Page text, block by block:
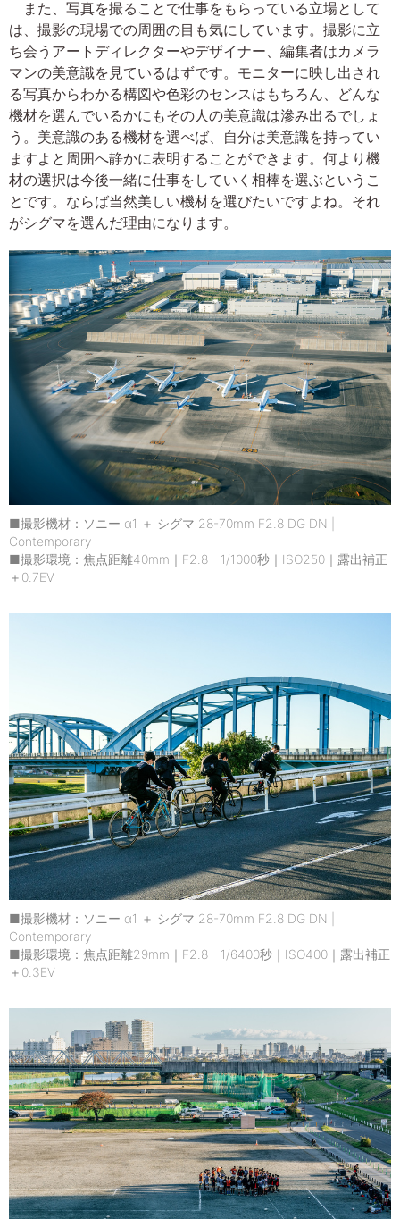
また、写真を撮ることで仕事をもらっている立場として
は、撮影の現場での周囲の目も気にしています。撮影に立
ち会うアートディレクターやデザイナー、編集者はカメラ
マンの美意識を見ているはずです。モニターに映し出され
る写真からわかる構図や色彩のセンスはもちろん、どんな
機材を選んでいるかにもその人の美意識は滲み出るでしょ
う。美意識のある機材を選べば、自分は美意識を持ってい
ますよと周囲へ静かに表明することができます。何より機
材の選択は今後一緒に仕事をしていく相棒を選ぶというこ
とです。ならば当然美しい機材を選びたいですよね。それ
がシグマを選んだ理由になります。
■撮影機材：ソニー α1 ＋ シグマ 28-70mm F2.8 DG DN |
Contemporary
■撮影環境：焦点距離40mm｜F2.8 1/1000秒｜ISO250｜露出補正
＋0.7EV
■撮影機材：ソニー α1 ＋ シグマ 28-70mm F2.8 DG DN |
Contemporary
■撮影環境：焦点距離29mm｜F2.8 1/6400秒｜ISO400｜露出補正
＋0.3EV